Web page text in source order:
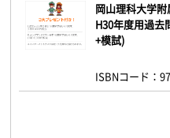
岡山理科大学
H30年度用過去
+模試)
ISBNコード：